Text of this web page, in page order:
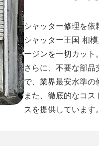
シャッター修理を依
シャッター王国 相
ージンを一切カット。
さらに、不要な部
で、業界最安水準の
また、徹底的なコ
スを提供しています。